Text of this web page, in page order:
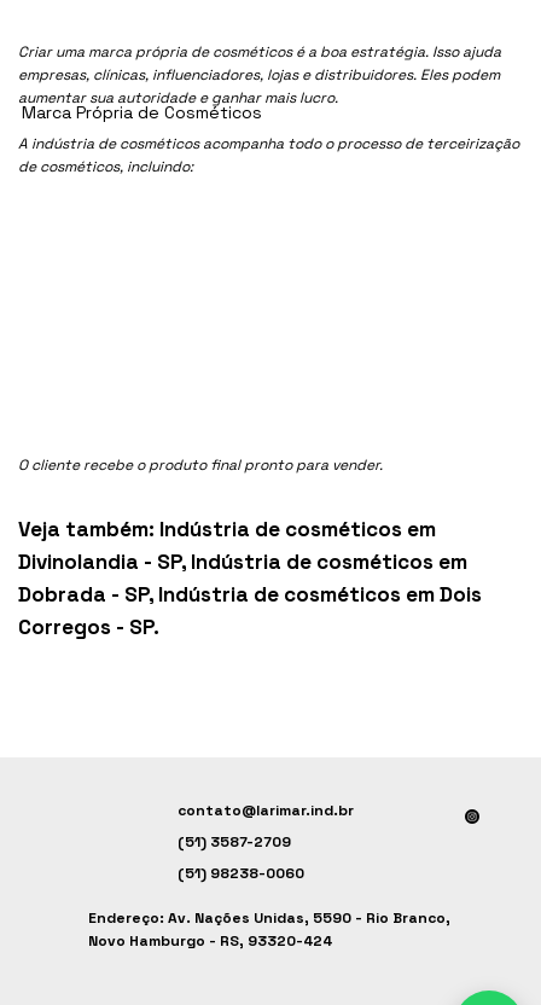
Criar uma marca própria de cosméticos é a boa estratégia. Isso ajuda
empresas, clínicas, influenciadores, lojas e distribuidores. Eles podem
aumentar sua autoridade e ganhar mais lucro.
A indústria de cosméticos acompanha todo o processo de terceirização
de cosméticos, incluindo:
O cliente recebe o produto final pronto para vender.
Veja também: Indústria de cosméticos em
Divinolandia - SP, Indústria de cosméticos em
Dobrada - SP, Indústria de cosméticos em Dois
Corregos - SP.
Marca Própria de Cosméticos
contato@larimar.ind.br
(51) 3587-2709
(51) 98238-0060
Endereço: Av. Nações Unidas, 5590 - Rio Branco,
Novo Hamburgo - RS, 93320-424